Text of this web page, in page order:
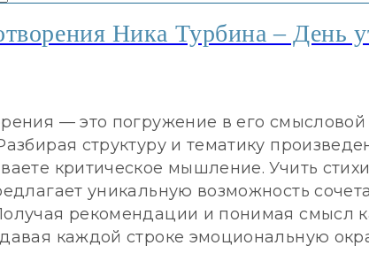
Ника Турбина – День
— это погружение в его
структуру и тематику
критическое мышление. Учить
уникальную возможность
рекомендации и понимая смысл
каждой строке эмоциональную